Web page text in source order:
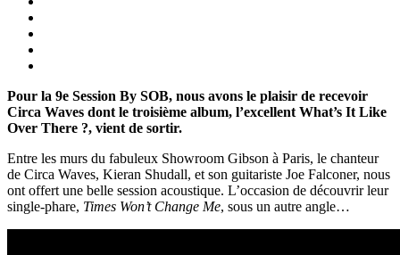
Pour la 9e Session By SOB, nous avons le plaisir de recevoir
Circa Waves dont le troisième album, l’excellent What’s It Like
Over There ?, vient de sortir.
Entre les murs du fabuleux Showroom Gibson à Paris, le chanteur
de Circa Waves, Kieran Shudall, et son guitariste Joe Falconer, nous
ont offert une belle session acoustique. L’occasion de découvrir leur
single-phare, Times Won’t Change Me, sous un autre angle…